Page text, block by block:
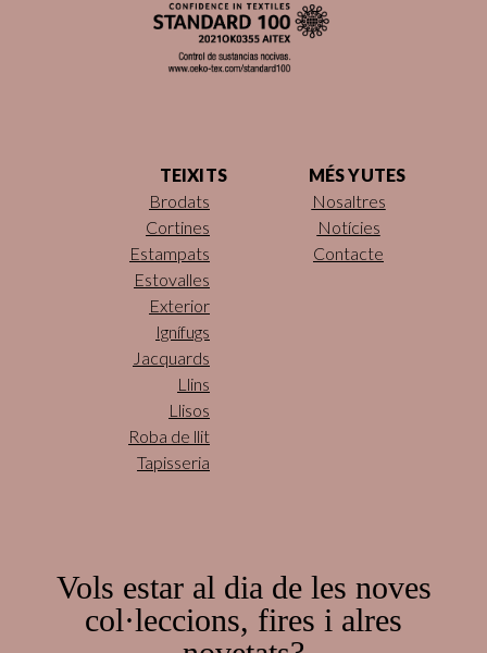
TEIXITS
Brodats
Cortines
Estampats
Estovalles
Exterior
Ignífugs
Jacquards
Llins
Llisos
Roba de llit
Tapisseria
MÉS YUTES
Nosaltres
Notícies
Contacte
Vols estar al dia de les noves
col·leccions, fires i alres